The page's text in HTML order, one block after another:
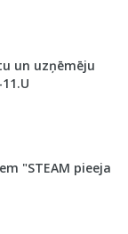
un uzņēmēju
"STEAM pieeja